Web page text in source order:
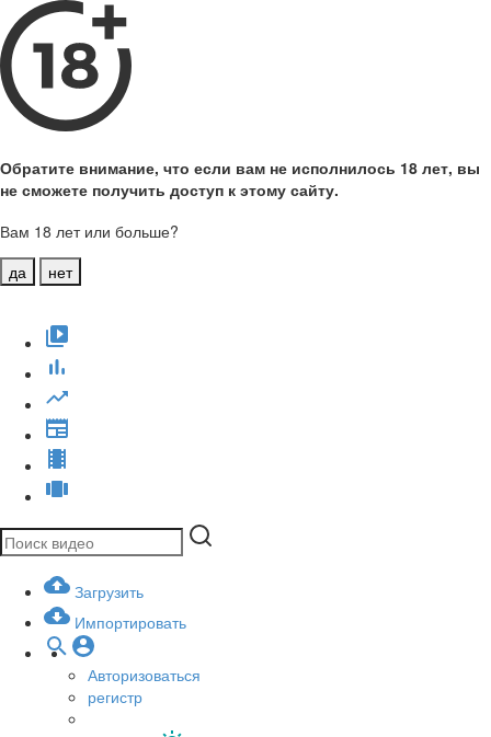
Обратите внимание, что если вам не исполнилось 18 лет, вы
не сможете получить доступ к этому сайту.
Вам 18 лет или больше?
да
нет
Загрузить
Импортировать
Авторизоваться
регистр